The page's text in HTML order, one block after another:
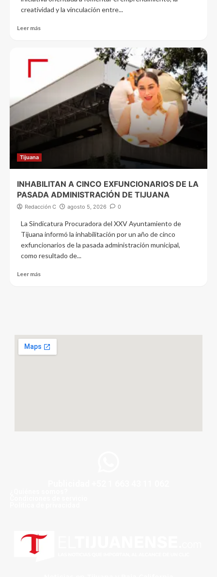
creatividad y la vinculación entre...
Leer más
Tijuana
INHABILITAN A CINCO EXFUNCIONARIOS DE LA
PASADA ADMINISTRACIÓN DE TIJUANA
Redacción C agosto 5, 2026 0
La Sindicatura Procuradora del XXV Ayuntamiento de
Tijuana informó la inhabilitación por un año de cinco
exfuncionarios de la pasada administración municipal,
como resultado de...
Leer más